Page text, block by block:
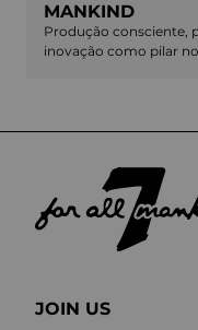
MANKIND
Produção consciente,
inovação como pilar
JOIN US